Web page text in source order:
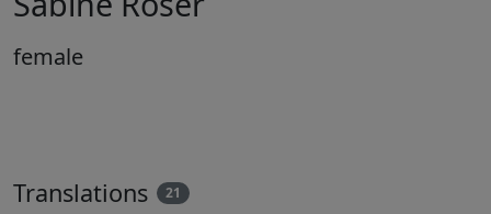
female
Translations 21